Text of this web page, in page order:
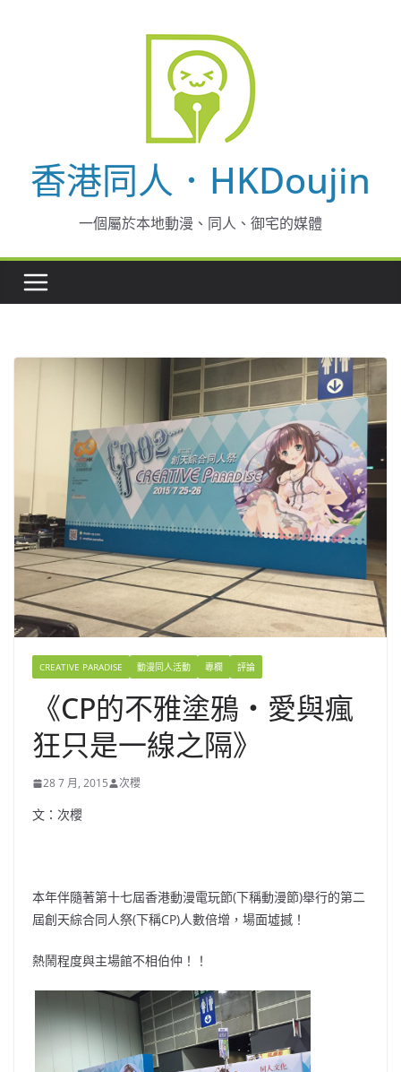
香港同人．HKDoujin
一個屬於本地動漫、同人、御宅的媒體
CREATIVE PARADISE 動漫同人活動 專欄 評論
《CP的不雅塗鴉‧愛與瘋
狂只是一線之隔》
28 7 月, 2015 次櫻
文：次櫻
本年伴隨著第十七屆香港動漫電玩節(下稱動漫節)舉行的第二
屆創天綜合同人祭(下稱CP)人數倍增，場面墟撼！
熱鬧程度與主場館不相伯仲！！